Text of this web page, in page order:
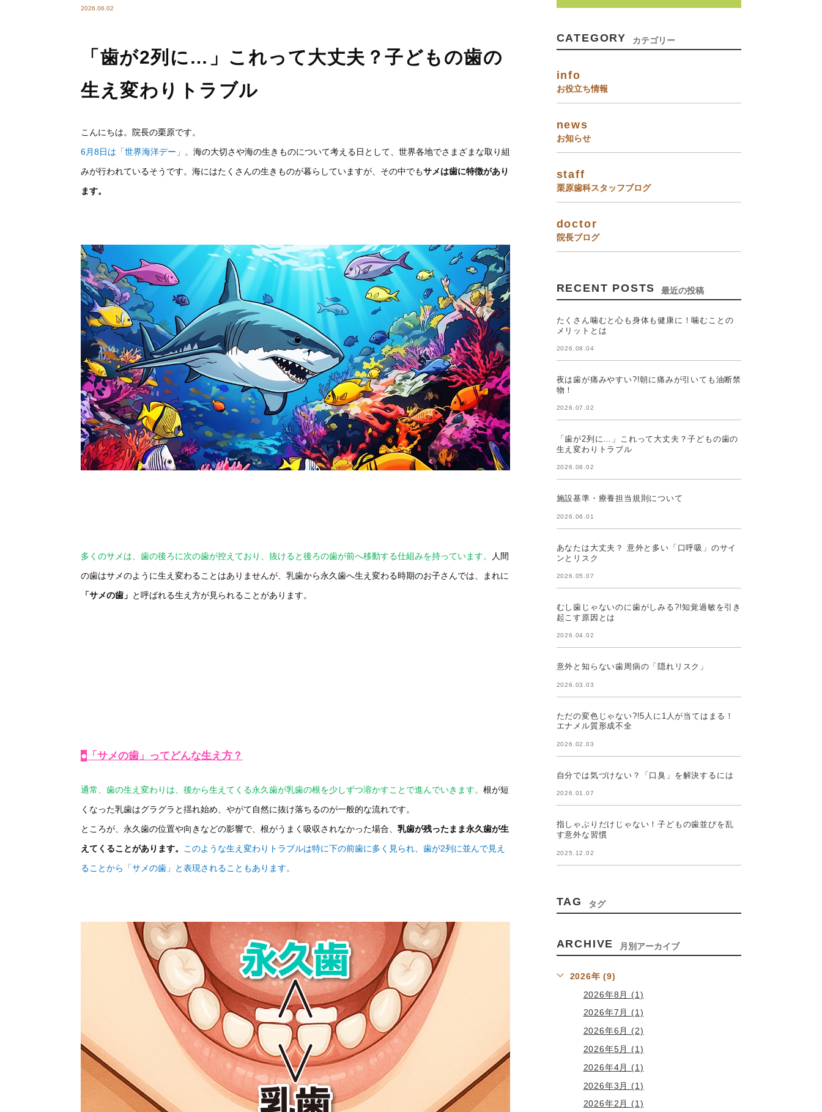
2026.06.02
「歯が2列に…」これって大丈夫？子どもの歯の
生え変わりトラブル
こんにちは。院長の栗原です。
6月8日は「世界海洋デー」。 海の大切さや海の生きものについて考える日として、世界各地でさまざまな取り組
みが行われているそうです。海にはたくさんの生きものが暮らしていますが、その中でもサメは歯に特徴があり
ます。
多くのサメは、歯の後ろに次の歯が控えており、抜けると後ろの歯が前へ移動する仕組みを持っています。
人間
の歯はサメのように生え変わることはありませんが、乳歯から永久歯へ生え変わる時期のお子さんでは、まれに
「サメの歯」 と呼ばれる生え方が見られることがあります。
● 「サメの歯」ってどんな生え方？
通常、歯の生え変わりは、後から生えてくる永久歯が乳歯の根を少しずつ溶かすことで進んでいきます。 根が短
くなった乳歯はグラグラと揺れ始め、やがて自然に抜け落ちるのが一般的な流れです。
ところが、永久歯の位置や向きなどの影響で、根がうまく吸収されなかった場合、 乳歯が残ったまま永久歯が生
えてくることがあります。
このような生え変わりトラブルは特に下の前歯に多く見られ、歯が2列に並んで見え
ることから「サメの歯」と表現されることもあります。
CATEGORY カテゴリー
info
お役立ち情報
news
お知らせ
staff
栗原歯科スタッフブログ
doctor
院長ブログ
RECENT POSTS 最近の投稿
たくさん噛むと心も身体も健康に！噛むことの
メリットとは
2026.08.04
夜は歯が痛みやすい?!朝に痛みが引いても油断禁
物！
2026.07.02
「歯が2列に…」これって大丈夫？子どもの歯の
生え変わりトラブル
2026.06.02
施設基準・療養担当規則について
2026.06.01
あなたは大丈夫？ 意外と多い「口呼吸」のサイ
ンとリスク
2026.05.07
むし歯じゃないのに歯がしみる?!知覚過敏を引き
起こす原因とは
2026.04.02
意外と知らない歯周病の「隠れリスク」
2026.03.03
ただの変色じゃない?!5人に1人が当てはまる！
エナメル質形成不全
2026.02.03
自分では気づけない？「口臭」を解決するには
2026.01.07
指しゃぶりだけじゃない！子どもの歯並びを乱
す意外な習慣
2025.12.02
TAG タグ
ARCHIVE 月別アーカイブ
2026年 (9)
2026年8月 (1)
2026年7月 (1)
2026年6月 (2)
2026年5月 (1)
2026年4月 (1)
2026年3月 (1)
2026年2月 (1)